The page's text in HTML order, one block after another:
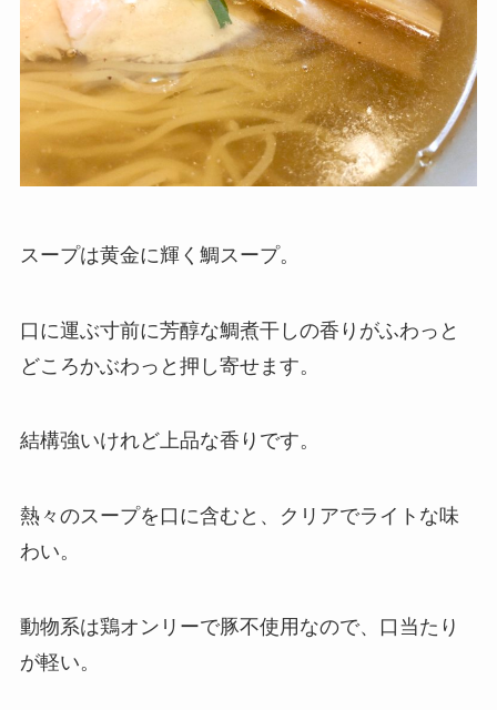
スープは黄金に輝く鯛スープ。
口に運ぶ寸前に芳醇な鯛煮干しの香りがふわっと
どころかぶわっと押し寄せます。
結構強いけれど上品な香りです。
熱々のスープを口に含むと、クリアでライトな味
わい。
動物系は鶏オンリーで豚不使用なので、口当たり
が軽い。